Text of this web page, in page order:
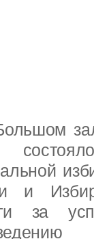
и
за